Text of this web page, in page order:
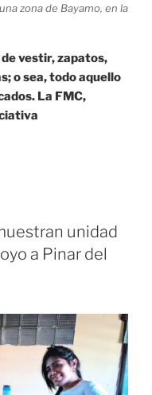
zona de Bayamo, en la
vestir, zapatos,
o sea, todo aquello
La FMC,
unidad
a Pinar del